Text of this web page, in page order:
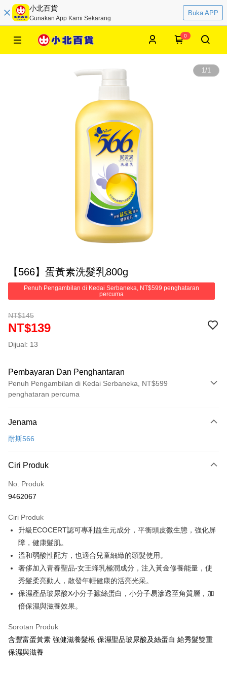
小北百貨
Gunakan App Kami Sekarang
Buka APP
0
1/1
【566】蛋黃素洗髮乳800g
Penuh Pengambilan di Kedai Serbaneka, NT$599 penghataran
percuma
NT$145
NT$139
Dijual: 13
Pembayaran Dan Penghantaran
Penuh Pengambilan di Kedai Serbaneka, NT$599
penghataran percuma
Kad Kredit (Bayaran Penuh)
Pengambilan di Kedai Serbaneka
LINE Pay
Apple Pay
JKOPAY
Easy Wallet
Google Pay
AFTEE
Deskripsi
Pertama, Mengenai Perkhidmatan AFTEE Beli Sekarang Bayar Kemudian
1. Dengan memilih AFTEE sebagai kaedah pembayaran, mesej
2. Anda boleh meneruskan pembayaran selepas pengesahan SMS.
dihantar ke alamat yang ditetapkan.
4. Setelah pesanan disahkan, anda akan menerima SMS pembayaran
manakala ahli aplikasi akan menerima pemberitahuan tolak aplikasi
AFTEE.
Pemindahan ATM
Pilihan Penghantaran
全家取貨付款
NT$60/pesanan | Penghantaran percuma untuk pesanan
NT$599 atau lebih
Jenama
耐斯566
Ciri Produk
No. Produk
9462067
Ciri Produk
升級ECOCERT認可專利益生元成分，平衡頭皮微生態，強化屏
障，健康髮肌。
溫和弱酸性配方，也適合兒童細緻的頭髮使用。
奢侈加入青春聖品-女王蜂乳極潤成分，注入黃金修養能量，使
秀髮柔亮動人，散發年輕健康的活亮光采。
保濕產品玻尿酸X小分子蠶絲蛋白，小分子易滲透至角質層，加
倍保濕與滋養效果。
Sorotan Produk
含豐富蛋黃素 強健滋養髮根 保濕聖品玻尿酸及絲蛋白 給秀髮雙重
保濕與滋養